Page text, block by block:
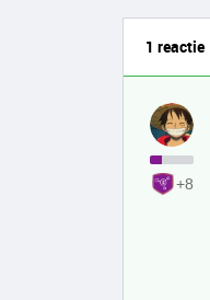
1 reactie
+8